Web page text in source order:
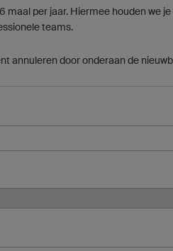
maal per jaar. Hiermee houden we
teams.
annuleren door onderaan de